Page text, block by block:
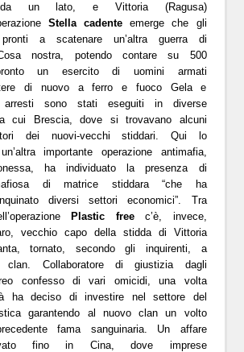
un lato, e Vittoria (Ragusa)
Stella cadente emerge che gli
a scatenare un’altra guerra di
nostra, potendo contare su 500
un esercito di uomini armati
di nuovo a ferro e fuoco Gela e
sono stati eseguiti in diverse
cui Brescia, dove si trovavano alcuni
dei nuovi-vecchi stiddari. Qui lo
importante operazione antimafia,
ha individuato la presenza di
di matrice stiddara “che ha
diversi settori economici”. Tra
Plastic freec’è, invece,
vecchio capo della stidda di Vittoria
tornato, secondo gli inquirenti, a
clan. Collaboratore di giustizia dagli
confesso di vari omicidi, una volta
ha deciso di investire nel settore del
garantendo al nuovo clan un volto
fama sanguinaria. Un affare
fino in Cina, dove imprese